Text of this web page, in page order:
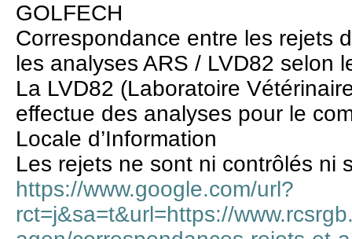
GOLFECH
Correspondance entre les rejets
les analyses ARS / LVD82 selon
La LVD82 (Laboratoire
effectue des analyses pour le
Locale d’Information
Les rejets ne sont ni contrôlés ni
https://www.google.com/url?
rct=j&sa=t&url=https://